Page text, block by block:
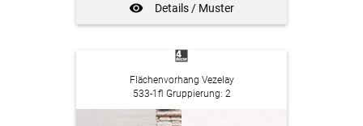
Details / Muster
Flächenvorhang Vezelay
533-1fl Gruppierung: 2